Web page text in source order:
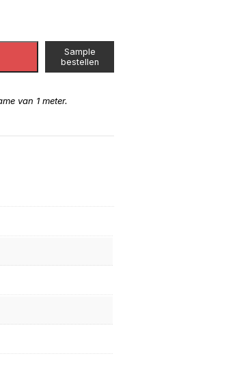
Sample
bestellen
van 1 meter.